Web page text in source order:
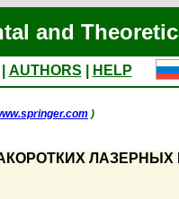
and
AUTHORS
HELP
)